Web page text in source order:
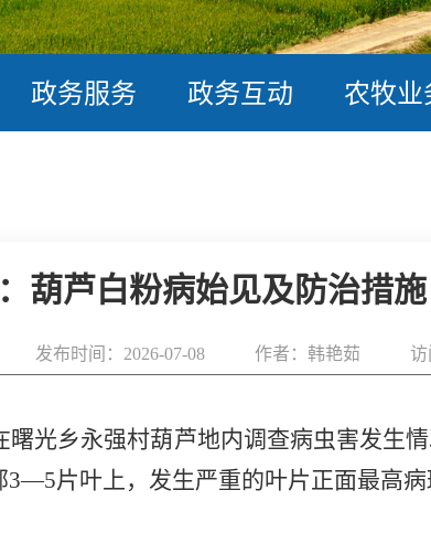
政务服务 政务互动 农牧业
葫芦白粉病始见及防治措施
发布时间：2026-07-08 作者：韩艳茹 访
光乡永强村葫芦地内调查病虫害发生
片叶上，发生严重的叶片正面最高